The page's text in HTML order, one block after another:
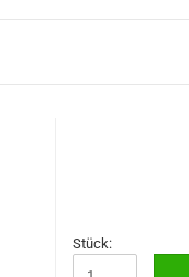
Stück: